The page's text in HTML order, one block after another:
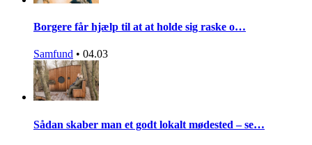
Borgere får hjælp til at at holde sig raske o…
Samfund • 04.03
Sådan skaber man et godt lokalt mødested – se…